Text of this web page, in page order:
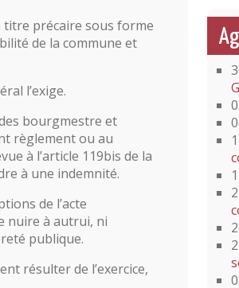
titre précaire sous forme
de la commune et
l’exige.
bourgmestre et
règlement ou au
à l’article 119bis de la
à une indemnité.
de l’acte
nuire à autrui, ni
publique.
résulter de l’exercice,